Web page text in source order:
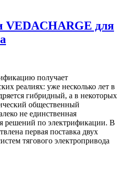
VEDACHARGE для
получает
реалиях: уже несколько лет в
гибридный, а в некоторых
общественный
не единственная
решений по электрификации. В
первая поставка двух
тягового электропривода